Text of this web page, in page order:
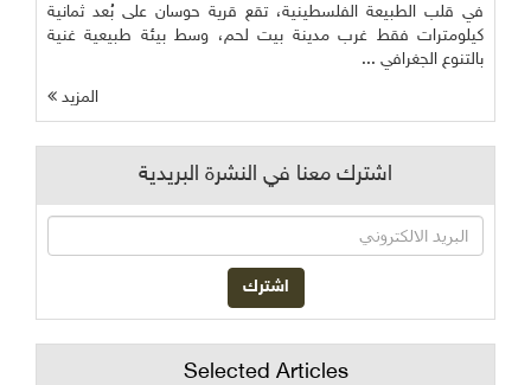
في قلب الطبيعة الفلسطينية، تقع قرية حوسان على بُعد ثمانية
كيلومترات فقط غرب مدينة بيت لحم، وسط بيئة طبيعية غنية
بالتنوع الجغرافي ...
المزيد
اشترك معنا في النشرة البريدية
Selected Articles